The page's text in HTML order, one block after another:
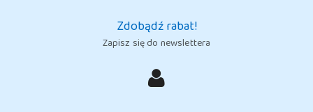
Zdobądź rabat!
Zapisz się do newslettera